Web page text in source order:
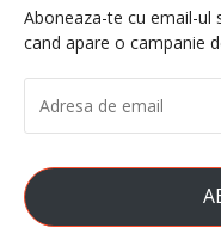
Aboneaza-te cu email-ul
cand apare o campanie
DE
EMAIL